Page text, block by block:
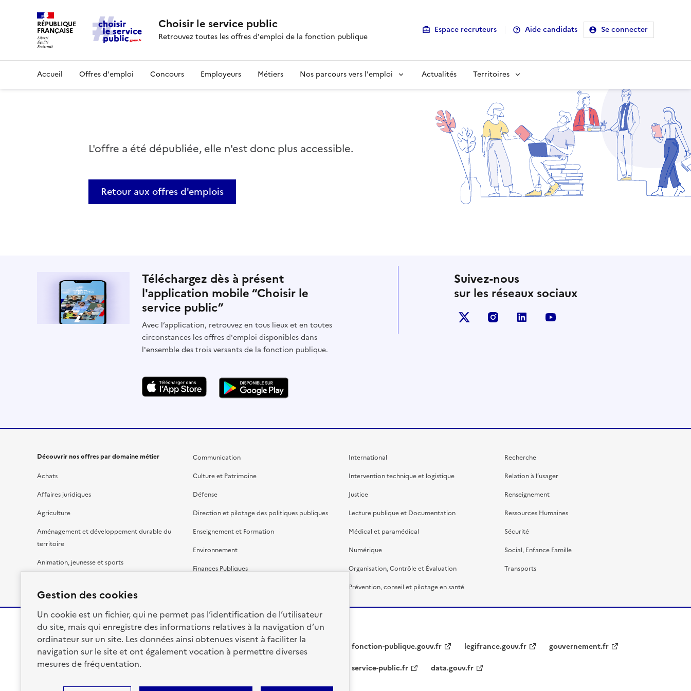
Gestion des cookies
Un cookie est un fichier, qui ne permet pas l’identification de l’utilisateur
du site, mais qui enregistre des informations relatives à la navigation d’un
ordinateur sur un site. Les données ainsi obtenues visent à faciliter la
navigation sur le site et ont également vocation à permettre diverses
mesures de fréquentation.
RÉPUBLIQUE
FRANÇAISE Choisir le service public
Retrouvez toutes les offres d'emploi de la fonction publique
Espace recruteurs Aide candidats Se connecter
Accueil Offres d'emploi Concours Employeurs Métiers Nos parcours vers l'emploi Actualités Territoires
L'offre a été dépubliée, elle n'est donc plus accessible.
Retour aux offres d'emplois
Téléchargez dès à présent
l'application mobile “Choisir le
service public”
Avec l’application, retrouvez en tous lieux et en toutes
circonstances les offres d'emploi disponibles dans
l'ensemble des trois versants de la fonction publique.
Suivez-nous
sur les réseaux sociaux
X (anciennement Twitter)
instagramlinkedin
Découvrir nos offres par domaine métier
Achats
Affaires juridiques
Agriculture
Aménagement et développement durable du
territoire
Animation, jeunesse et sports
Communication
Culture et Patrimoine
Défense
Direction et pilotage des politiques publiques
Enseignement et Formation
Environnement
Finances Publiques
International
Intervention technique et logistique
Justice
Lecture publique et Documentation
Médical et paramédical
Numérique
Organisation, Contrôle et Évaluation
Prévention, conseil et pilotage en santé
Recherche
Relation à l’usager
Renseignement
Ressources Humaines
Sécurité
Social, Enfance Famille
Transports
RÉPUBLIQUE
FRANÇAISE fonction-publique.gouv.fr legifrance.gouv.fr
gouvernement.fr
service-public.fr
data.gouv.fr